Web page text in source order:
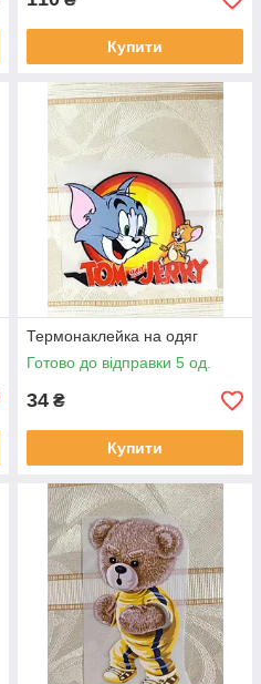
Купити
Термонаклейка на одяг
Готово до відправки 5 од.
34 ₴
Купити